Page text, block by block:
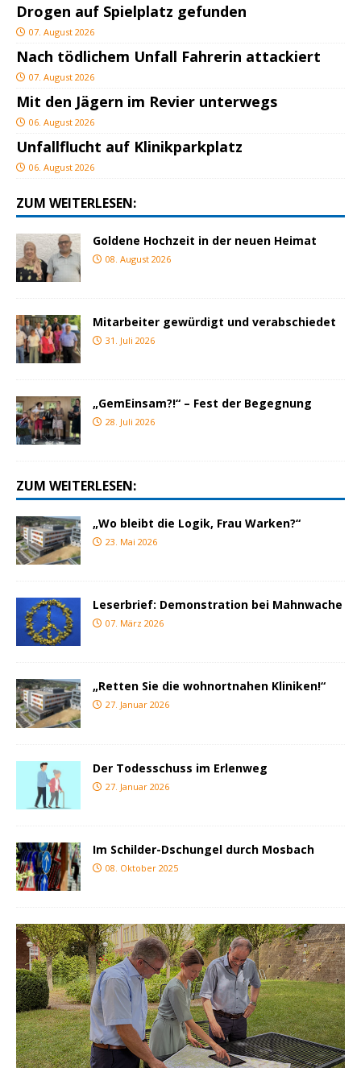
Drogen auf Spielplatz gefunden
07. August 2026
Nach tödlichem Unfall Fahrerin attackiert
07. August 2026
Mit den Jägern im Revier unterwegs
06. August 2026
Unfallflucht auf Klinikparkplatz
06. August 2026
ZUM WEITERLESEN:
Goldene Hochzeit in der neuen Heimat
08. August 2026
Mitarbeiter gewürdigt und verabschiedet
31. Juli 2026
„GemEinsam?!“ – Fest der Begegnung
28. Juli 2026
ZUM WEITERLESEN:
„Wo bleibt die Logik, Frau Warken?“
23. Mai 2026
Leserbrief: Demonstration bei Mahnwache
07. März 2026
„Retten Sie die wohnortnahen Kliniken!“
27. Januar 2026
Der Todesschuss im Erlenweg
27. Januar 2026
Im Schilder-Dschungel durch Mosbach
08. Oktober 2025